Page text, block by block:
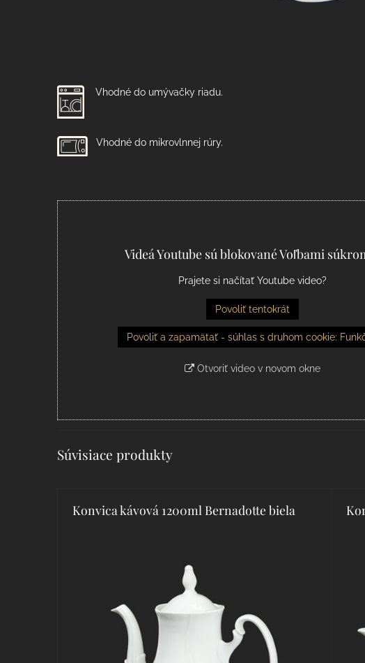
Vhodné do umývačky riadu.
Vhodné do mikrovlnnej rúry.
Videá Youtube sú blokované Voľbami
Prajete si načítať Youtube video?
Povoliť tentokrát
Povoliť a zapamätať - súhlas s druhom cookie:
Otvoriť video v novom okne
Súvisiace produkty
Konvica kávová 1200ml Bernadotte biela